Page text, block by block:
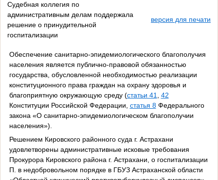
Судебная коллегия по
административным делам поддержала
решение о принудительной
госпитализации
версия для печати
Обеспечение санитарно-эпидемиологического благополучия
населения является публично-правовой обязанностью
государства, обусловленной необходимостью реализации
конституционного права граждан на охрану здоровья и
благоприятную окружающую среду (статьи 41
42
Конституции Российской Федерации, статья 8Федерального
закона «О санитарно-эпидемиологическом благополучии
населения»).
Решением Кировского районного суда г. Астрахани
удовлетворены административные исковые требования
Прокурора Кировского района г. Астрахани, о госпитализации
П. в недобровольном порядке в ГБУЗ Астраханской области